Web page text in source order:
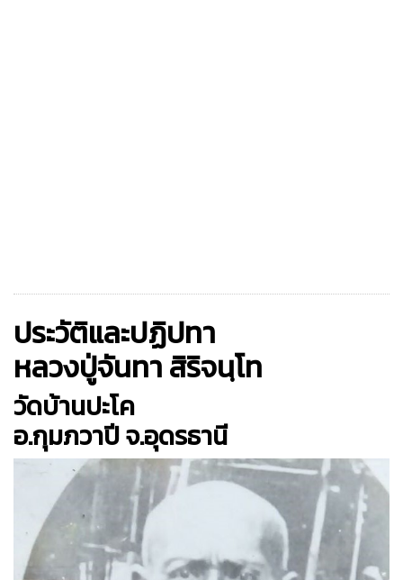
ประวัติและปฏิปทา
หลวงปู่จันทา สิริจนฺโท
วัดบ้านปะโค
อ.กุมภวาปี จ.อุดรธานี